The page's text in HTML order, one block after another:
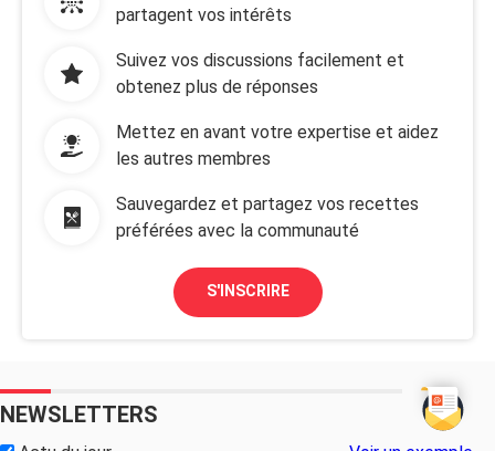
partagent vos intérêts
Suivez vos discussions facilement et
obtenez plus de réponses
Mettez en avant votre expertise et aidez
les autres membres
Sauvegardez et partagez vos recettes
préférées avec la communauté
S'INSCRIRE
NEWSLETTERS